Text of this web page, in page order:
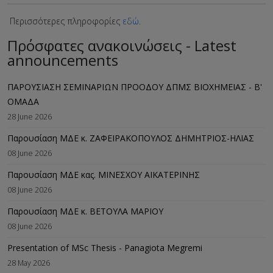
Περισσότερες πληροφορίες εδώ
Πρόσφατες ανακοινώσεις - Latest
announcements
ΠΑΡΟΥΣΙΑΣΗ ΣΕΜΙΝΑΡΙΩΝ ΠΡΟΟΔΟΥ ΔΠΜΣ ΒΙΟΧΗΜΕΙΑΣ - B'
ΟΜΑΔΑ
28 June 2026
Παρουσίαση ΜΔΕ κ. ΖΑΦΕΙΡΑΚΟΠΟΥΛΟΣ ΔΗΜΗΤΡΙΟΣ-ΗΛΙΑΣ
08 June 2026
Παρουσίαση ΜΔΕ κας. ΜΙΝΕΣΧΟΥ ΑΙΚΑΤΕΡΙΝΗΣ
08 June 2026
Παρουσίαση ΜΔΕ κ. ΒΕΤΟΥΛΑ ΜΑΡΙΟΥ
08 June 2026
Presentation of MSc Thesis - Panagiota Megremi
28 May 2026